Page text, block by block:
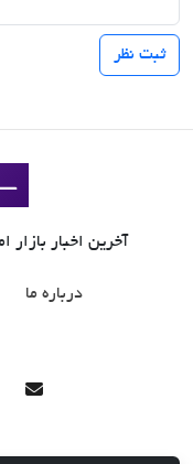
آخرین اخبار بازار
درباره ما